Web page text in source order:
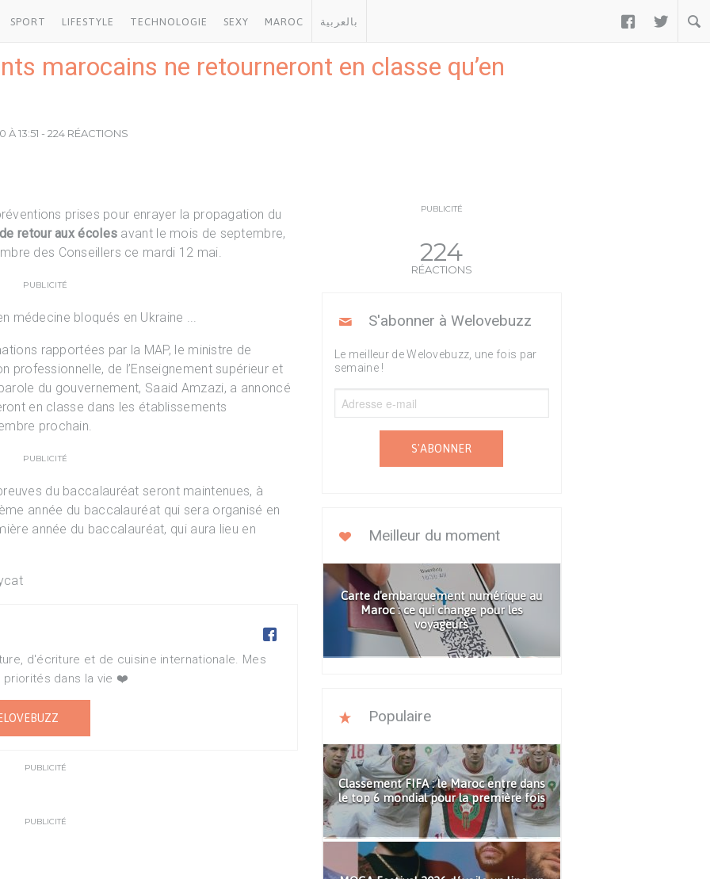
SPORT LIFESTYLE TECHNOLOGIE SEXY MAROC بالعربية  
marocains ne retourneront en classe qu’en
À 13:51 - 224 RÉACTIONS
prises pour enrayer la propagation du
de retour aux écoles avant le mois de septembre,
des Conseillers ce mardi 12 mai.
PUBLICITÉ
rapportées par la MAP, le ministre de
professionnelle, de l’Enseignement supérieur et
du gouvernement, Saaid Amzazi, a annoncé
en classe dans les établissements
prochain.
PUBLICITÉ
du baccalauréat seront maintenues, à
année du baccalauréat qui sera organisé en
année du baccalauréat, qui aura lieu en

d'écriture et de cuisine internationale. Mes
priorités dans la vie ❤️
PUBLICITÉ
PUBLICITÉ
PUBLICITÉ
224
RÉACTIONS
S'abonner à Welovebuzz
Le meilleur de Welovebuzz, une fois par
semaine !
S'ABONNER
Meilleur du moment
Carte d'embarquement numérique au
Maroc : ce qui change pour les
voyageurs
Populaire
Classement FIFA : le Maroc entre dans
le top 6 mondial pour la première fois